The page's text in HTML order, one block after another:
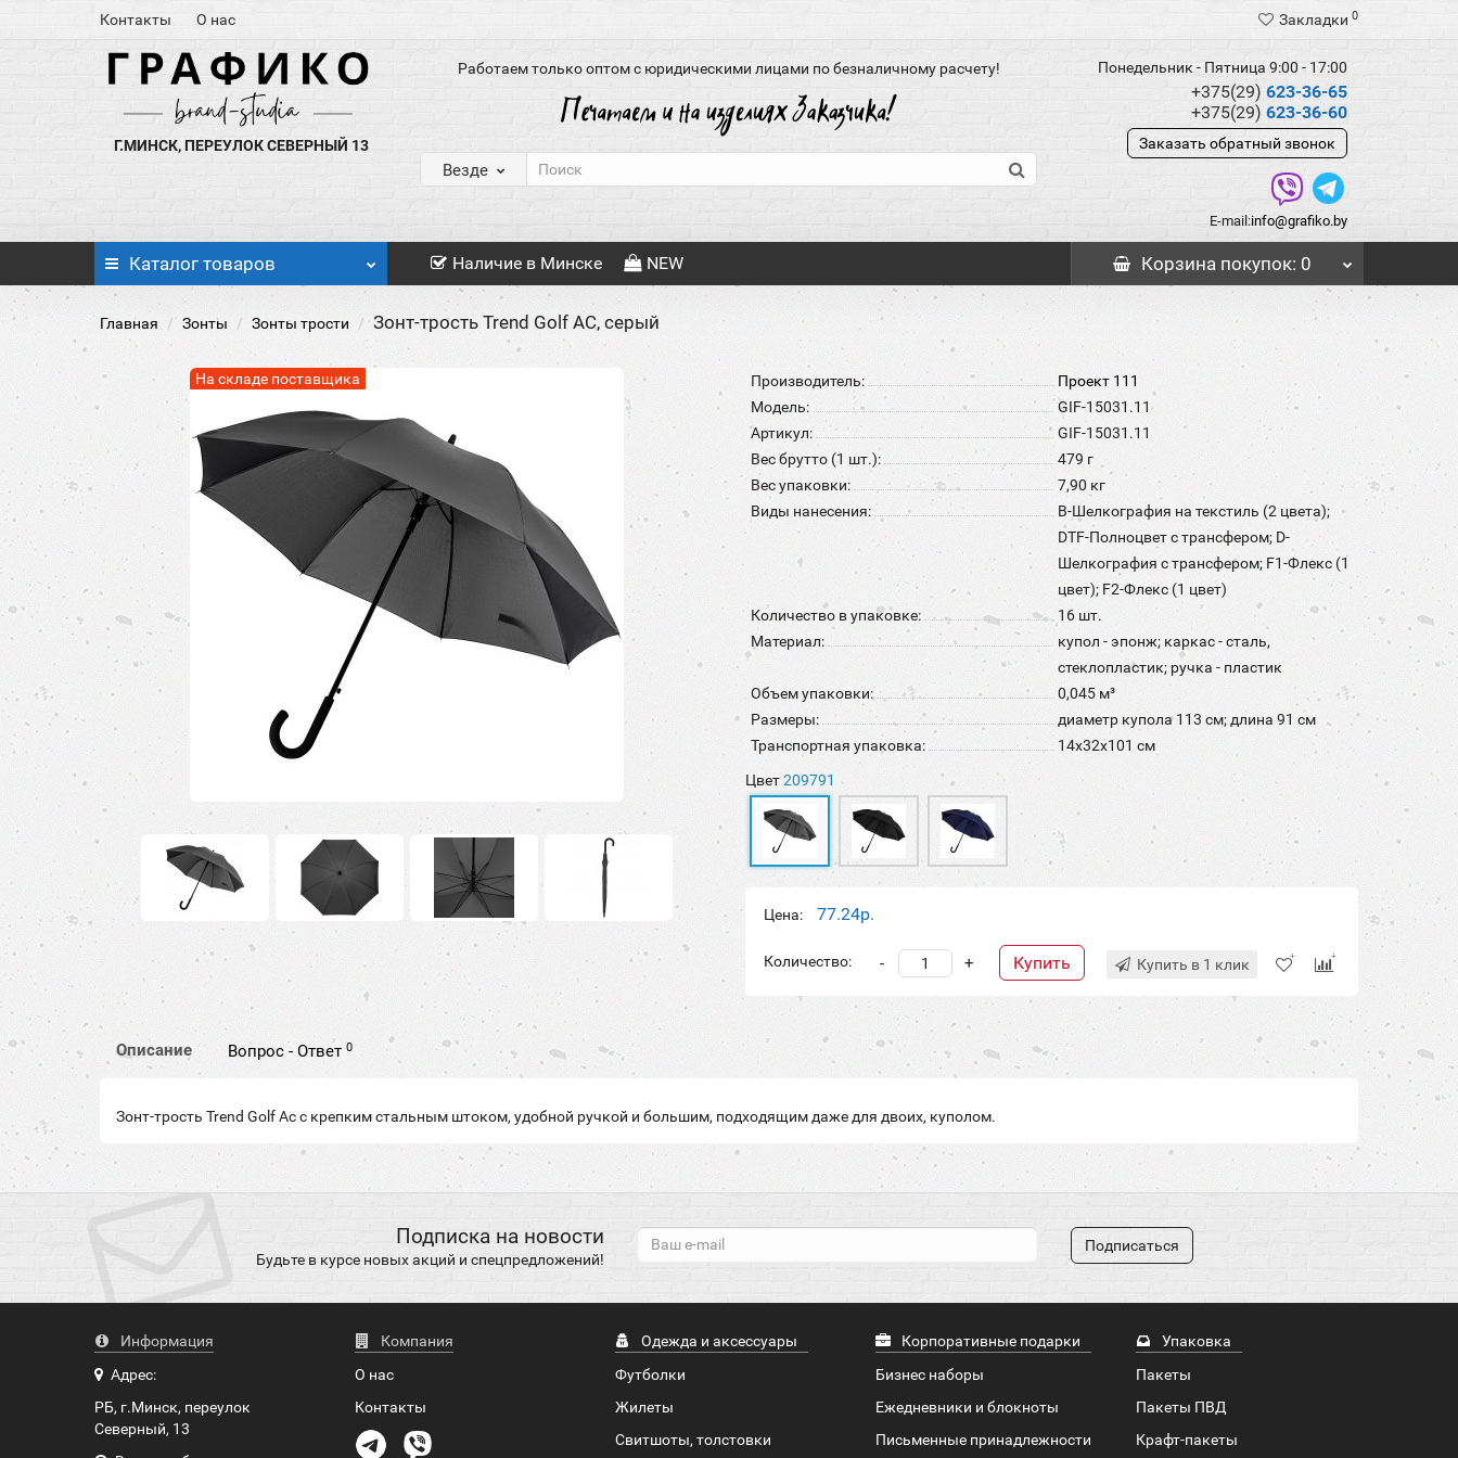
Контакты О нас Закладки 0
Г.МИНСК, ПЕРЕУЛОК СЕВЕРНЫЙ 13
Работаем только оптом с юридическими лицами по безналичному расчету!
Везде
Понедельник - Пятница 9:00 - 17:00
+375(29) 623-36-65
+375(29) 623-36-60
Заказать обратный звонок
E-mail:info@grafiko.by
Каталог товаров Наличие в Минске NEW Корзина покупок: 0
Главная Зонты Зонты трости Зонт-трость Trend Golf AC, серый
На складе поставщика Производитель:
Проект 111
Модель:
GIF-15031.11
Артикул:
GIF-15031.11
Вес брутто (1 шт.):
479 г
Вес упаковки:
7,90 кг
Виды нанесения:
B-Шелкография на текстиль (2 цвета);
DTF-Полноцвет с трансфером; D-
Шелкография с трансфером; F1-Флекс (1
цвет); F2-Флекс (1 цвет)
Количество в упаковке:
16 шт.
Материал:
купол - эпонж; каркас - сталь,
стеклопластик; ручка - пластик
Объем упаковки:
0,045 м³
Размеры:
диаметр купола 113 см; длина 91 см
Транспортная упаковка:
14x32x101 см
Цвет209791
Цена: 77.24р.
Количество: +
- Купить Купить в 1 клик
Описание Вопрос - Ответ0
Зонт-трость Trend Golf Ac с крепким стальным штоком, удобной ручкой и большим, подходящим даже для двоих, куполом.
Подписка на новости
Будьте в курсе новых акций и спецпредложений!
Подписаться
Информация
Адрес:
РБ, г.Минск, переулок
Северный, 13
Компания
О нас
Контакты
Одежда и аксессуары
Футболки
Жилеты
Свитшоты, толстовки
Корпоративные подарки
Бизнес наборы
Ежедневники и блокноты
Письменные принадлежности
Упаковка
Пакеты
Пакеты ПВД
Крафт-пакеты